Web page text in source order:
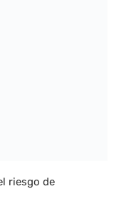
riesgo de